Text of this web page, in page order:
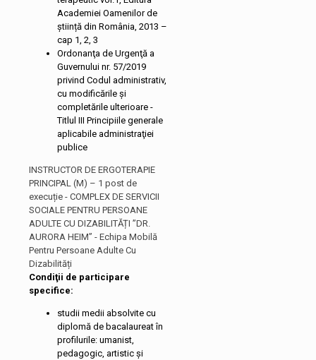
Academiei Oamenilor de
știință din România, 2013 –
cap 1, 2, 3
Ordonanţa de Urgenţă a
Guvernului nr. 57/2019
privind Codul administrativ,
cu modificările și
completările ulterioare -
Titlul III Principiile generale
aplicabile administraţiei
publice
INSTRUCTOR DE ERGOTERAPIE
PRINCIPAL (M) – 1 post de
execuție - COMPLEX DE SERVICII
SOCIALE PENTRU PERSOANE
ADULTE CU DIZABILITĂȚI ”DR.
AURORA HEIM” - Echipa Mobilă
Pentru Persoane Adulte Cu
Dizabilități
Condiţii de participare
specifice:
studii medii absolvite cu
diplomă de bacalaureat în
profilurile: umanist,
pedagogic, artistic și